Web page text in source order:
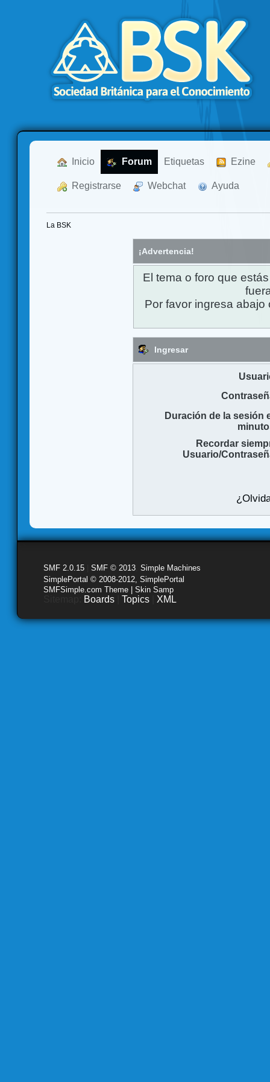
Inicio Forum Etiquetas Ezine
Registrarse Webchat Ayuda
La BSK
¡Advertencia!
El tema o foro que
Por favor ingresa
Ingresar
Duración de la sesión
Recordar
Usuario/
SMF 2.0.15 SMF © 2013 Simple Machines
SimplePortal © 2008-2012, SimplePortal
SMFSimple.com Theme | Skin Samp
Boards Topics XML